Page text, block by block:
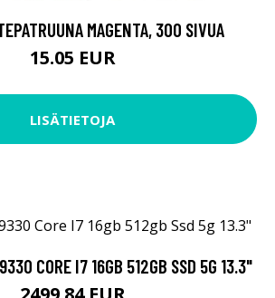
MAGENTA, 300 SIVUA
15.05 EUR
LISÄTIETOJA
CORE I7 16GB 512GB SSD 5G 13.3"